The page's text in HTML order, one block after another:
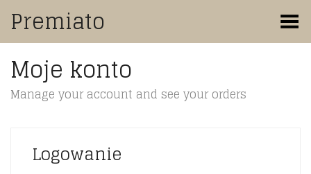
Premiato Toggle Menu
Moje konto
Manage your account and see your orders
Logowanie